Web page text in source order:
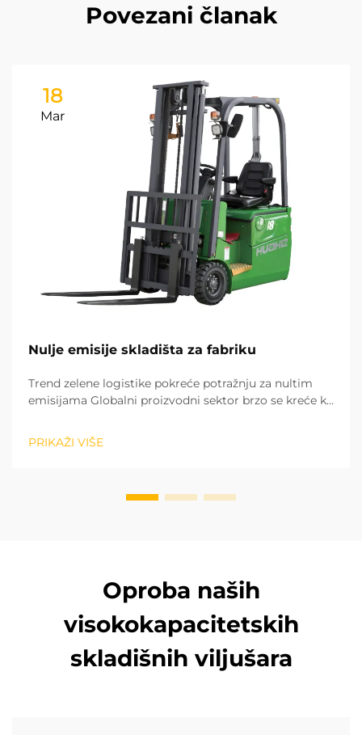
Povezani članak
18
Mar
Nulje emisije skladišta za fabriku
Trend zelene logistike pokreće potražnju za nultim
emisijama Globalni proizvodni sektor brzo se kreće ka
logistički procesi u fabrikama su ključni za postizanje
ugljen-neutralnosti. Opera...
PRIKAŽI VIŠE
Oproba naših
visokokapacitetskih
skladišnih viljušara